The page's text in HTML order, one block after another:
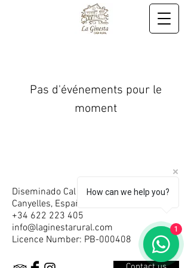
Pas d'événements pour le
moment
Diseminado Cal Cuellar,19C,08811
Canyelles, España
+34 622 223 405
info@laginestarural.com
Licence Number: PB-000408
How can we help you?
1